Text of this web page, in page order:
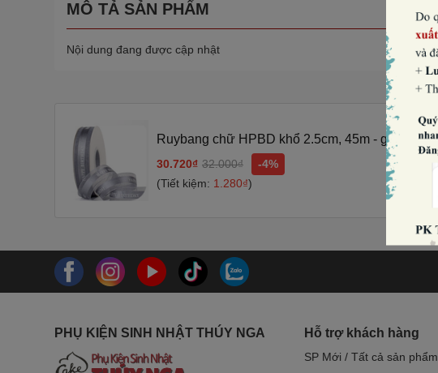
MÔ TẢ SẢN PHẨM
Nội dung đang được cập nhật
Ruybang chữ HPBD khổ 2.5cm, 45m - ghi.
30.720₫ 32.000₫
-4%
(Tiết kiệm: 1.280₫)
PHỤ KIỆN SINH NHẬT THÚY NGA Hỗ trợ khách hàng
SP Mới / Tất cả sản phẩm